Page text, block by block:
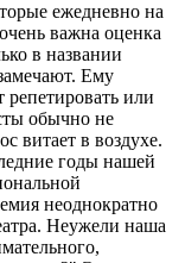
ежедневно на
важна оценка
в названии
Ему
репетировать или
обычно не
витает в воздухе.
годы нашей
неоднократно
Неужели наша